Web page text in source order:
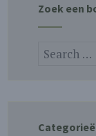
Zoek een